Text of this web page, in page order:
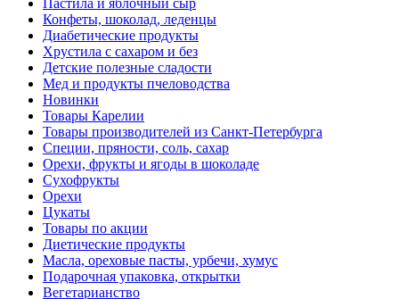
Конфеты, шоколад, леденцы
Диабетические продукты
Хрустила с сахаром и без
Детские полезные сладости
Мед и продукты пчеловодства
Новинки
Товары Карелии
Товары производителей из Санкт-Петербурга
Специи, пряности, соль, сахар
Орехи, фрукты и ягоды в шоколаде
Сухофрукты
Орехи
Цукаты
Товары по акции
Диетические продукты
Масла, ореховые пасты, урбечи, хумус
Подарочная упаковка, открытки
Вегетарианство